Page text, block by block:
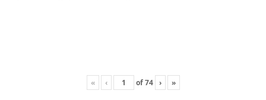
« ‹ of74 › »